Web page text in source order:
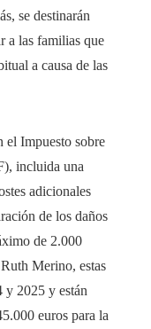
se destinarán
a las familias que
a causa de las
el Impuesto sobre
incluida una
adicionales
de los daños
de 2.000
Merino, estas
y 2025 y están
euros para la